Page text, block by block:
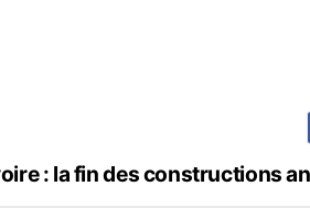
: la fin des constructions